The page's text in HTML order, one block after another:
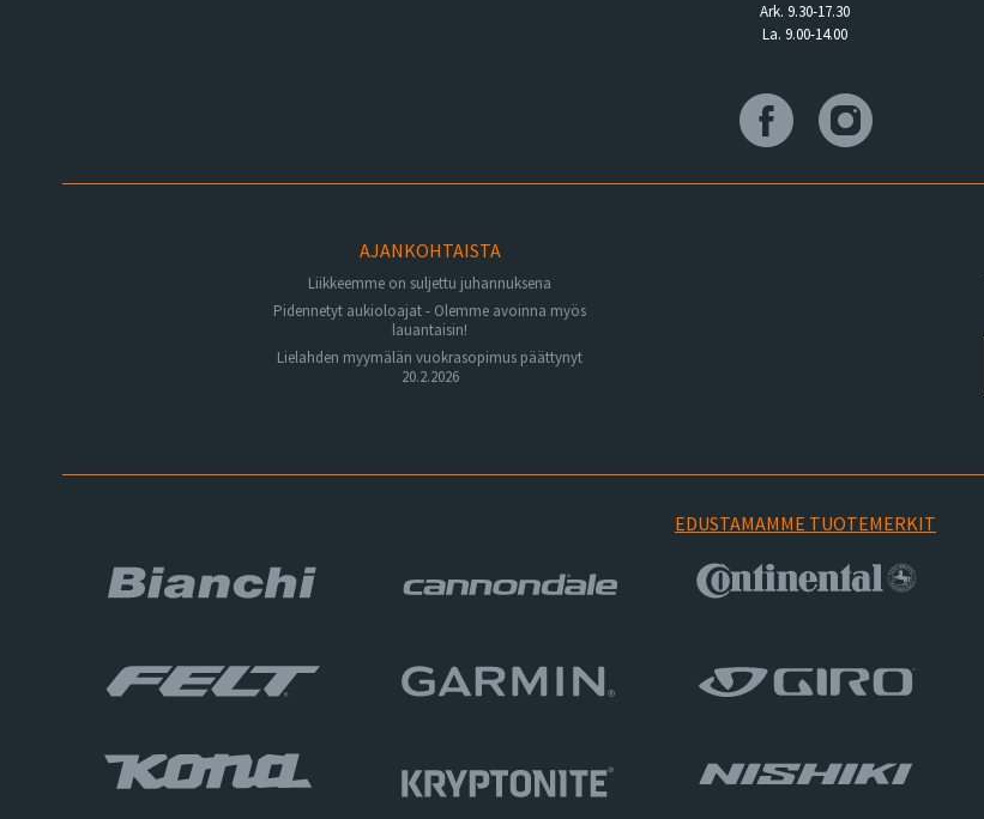
Ark. 9.30-17.30
La. 9.00-14.00
AJANKOHTAISTA
Liikkeemme on suljettu juhannuksena
Pidennetyt aukioloajat - Olemme avoinna myös
lauantaisin!
Lielahden myymälän vuokrasopimus päättynyt
20.2.2026
EDUSTAMAMME TUOTEMERKIT